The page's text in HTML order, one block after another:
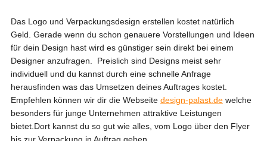
Das Logo und Verpackungsdesign erstellen kostet natürlich
Geld. Gerade wenn du schon genauere Vorstellungen und Ideen
für dein Design hast wird es günstiger sein direkt bei einem
Designer anzufragen. Preislich sind Designs meist sehr
individuell und du kannst durch eine schnelle Anfrage
herausfinden was das Umsetzen deines Auftrages kostet.
Empfehlen können wir dir die Webseite design-palast.dewelche
besonders für junge Unternehmen attraktive Leistungen
bietet.Dort kannst du so gut wie alles, vom Logo über den Flyer